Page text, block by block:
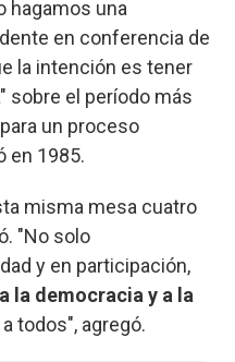
hagamos una
en conferencia de
la intención es tener
sobre el período más
un proceso
en 1985.
misma mesa cuatro
"No solo
y en participación,
la democracia y a la
todos", agregó.